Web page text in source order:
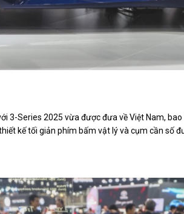
3-Series 2025 vừa được đưa về Việt Nam,
kế tối giản phím bấm vật lý và cụm cần số